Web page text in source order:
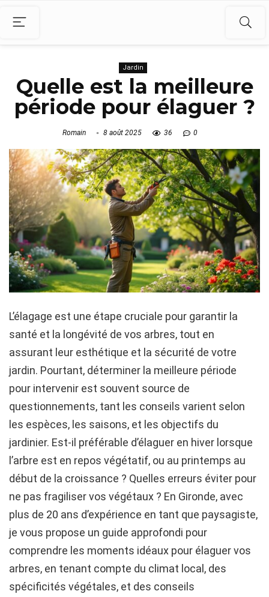
Jardin
Quelle est la meilleure
période pour élaguer ?
Romain 8 août 2025 36 0
L’élagage est une étape cruciale pour garantir la
santé et la longévité de vos arbres, tout en
assurant leur esthétique et la sécurité de votre
jardin. Pourtant, déterminer la meilleure période
pour intervenir est souvent source de
questionnements, tant les conseils varient selon
les espèces, les saisons, et les objectifs du
jardinier. Est-il préférable d’élaguer en hiver lorsque
l’arbre est en repos végétatif, ou au printemps au
début de la croissance ? Quelles erreurs éviter pour
ne pas fragiliser vos végétaux ? En Gironde, avec
plus de 20 ans d’expérience en tant que paysagiste,
je vous propose un guide approfondi pour
comprendre les moments idéaux pour élaguer vos
arbres, en tenant compte du climat local, des
spécificités végétales, et des conseils